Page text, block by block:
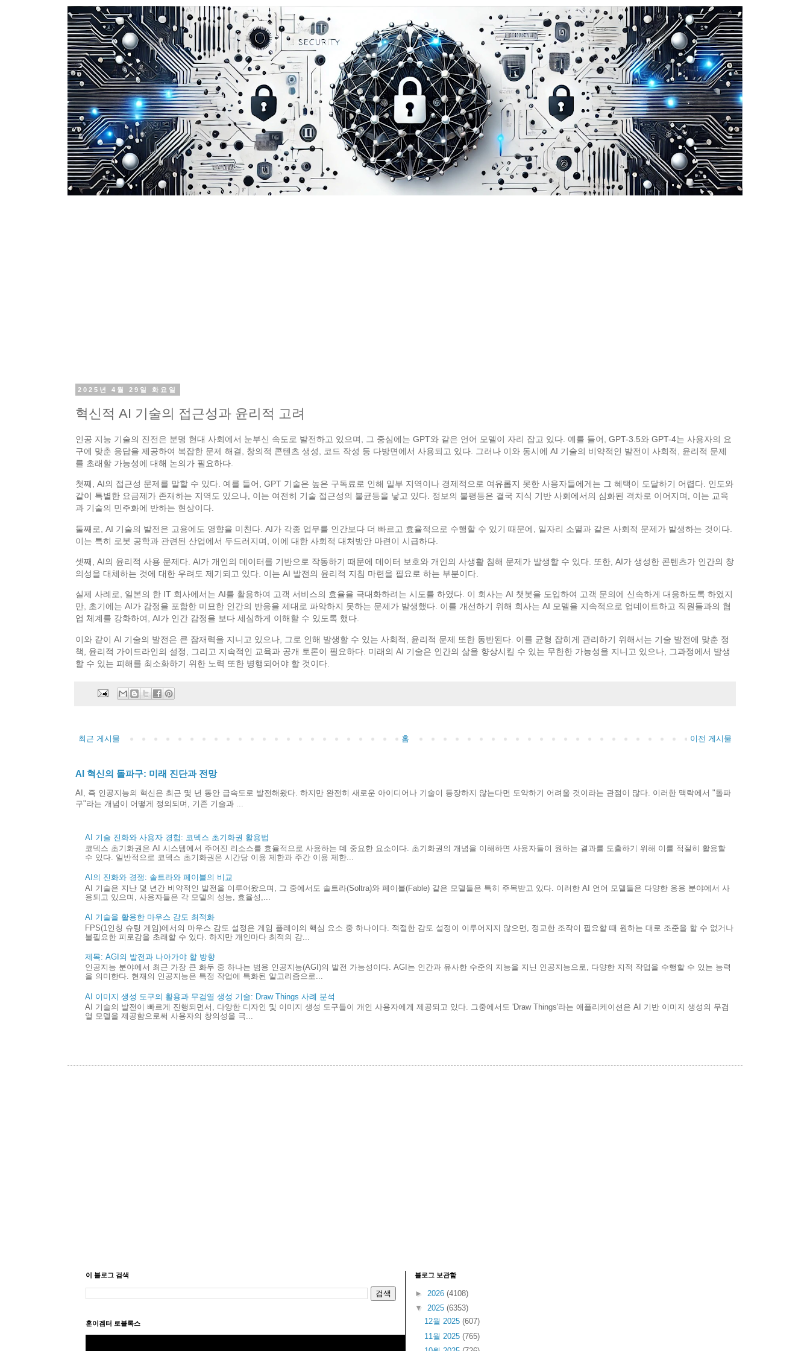
2025년 4월 29일 화요일
혁신적 AI 기술의 접근성과 윤리적 고려
인공 지능 기술의 진전은 분명 현대 사회에서 눈부신 속도로 발전하고 있으며, 그 중심에는 GPT와 같은 언어 모델이 자리 잡고 있다. 예를 들어, GPT-3.5와 GPT-4는 사용자의 요
구에 맞춘 응답을 제공하여 복잡한 문제 해결, 창의적 콘텐츠 생성, 코드 작성 등 다방면에서 사용되고 있다. 그러나 이와 동시에 AI 기술의 비약적인 발전이 사회적, 윤리적 문제
를 초래할 가능성에 대해 논의가 필요하다.
첫째, AI의 접근성 문제를 말할 수 있다. 예를 들어, GPT 기술은 높은 구독료로 인해 일부 지역이나 경제적으로 여유롭지 못한 사용자들에게는 그 혜택이 도달하기 어렵다. 인도와
같이 특별한 요금제가 존재하는 지역도 있으나, 이는 여전히 기술 접근성의 불균등을 낳고 있다. 정보의 불평등은 결국 지식 기반 사회에서의 심화된 격차로 이어지며, 이는 교육
과 기술의 민주화에 반하는 현상이다.
둘째로, AI 기술의 발전은 고용에도 영향을 미친다. AI가 각종 업무를 인간보다 더 빠르고 효율적으로 수행할 수 있기 때문에, 일자리 소멸과 같은 사회적 문제가 발생하는 것이다.
이는 특히 로봇 공학과 관련된 산업에서 두드러지며, 이에 대한 사회적 대처방안 마련이 시급하다.
셋째, AI의 윤리적 사용 문제다. AI가 개인의 데이터를 기반으로 작동하기 때문에 데이터 보호와 개인의 사생활 침해 문제가 발생할 수 있다. 또한, AI가 생성한 콘텐츠가 인간의 창
의성을 대체하는 것에 대한 우려도 제기되고 있다. 이는 AI 발전의 윤리적 지침 마련을 필요로 하는 부분이다.
실제 사례로, 일본의 한 IT 회사에서는 AI를 활용하여 고객 서비스의 효율을 극대화하려는 시도를 하였다. 이 회사는 AI 챗봇을 도입하여 고객 문의에 신속하게 대응하도록 하였지
만, 초기에는 AI가 감정을 포함한 미묘한 인간의 반응을 제대로 파악하지 못하는 문제가 발생했다. 이를 개선하기 위해 회사는 AI 모델을 지속적으로 업데이트하고 직원들과의 협
업 체계를 강화하여, AI가 인간 감정을 보다 세심하게 이해할 수 있도록 했다.
이와 같이 AI 기술의 발전은 큰 잠재력을 지니고 있으나, 그로 인해 발생할 수 있는 사회적, 윤리적 문제 또한 동반된다. 이를 균형 잡히게 관리하기 위해서는 기술 발전에 맞춘 정
책, 윤리적 가이드라인의 설정, 그리고 지속적인 교육과 공개 토론이 필요하다. 미래의 AI 기술은 인간의 삶을 향상시킬 수 있는 무한한 가능성을 지니고 있으나, 그과정에서 발생
할 수 있는 피해를 최소화하기 위한 노력 또한 병행되어야 할 것이다.
최근 게시물 이전 게시물
홈
AI 혁신의 돌파구: 미래 진단과 전망
AI, 즉 인공지능의 혁신은 최근 몇 년 동안 급속도로 발전해왔다. 하지만 완전히 새로운 아이디어나 기술이 등장하지 않는다면 도약하기 어려울 것이라는 관점이 많다. 이러한 맥락에서 "돌파
구"라는 개념이 어떻게 정의되며, 기존 기술과 ...
AI 기술 진화와 사용자 경험: 코덱스 초기화권 활용법
코덱스 초기화권은 AI 시스템에서 주어진 리소스를 효율적으로 사용하는 데 중요한 요소이다. 초기화권의 개념을 이해하면 사용자들이 원하는 결과를 도출하기 위해 이를 적절히 활용할
수 있다. 일반적으로 코덱스 초기화권은 시간당 이용 제한과 주간 이용 제한...
AI의 진화와 경쟁: 솔트라와 페이블의 비교
AI 기술은 지난 몇 년간 비약적인 발전을 이루어왔으며, 그 중에서도 솔트라(Soltra)와 페이블(Fable) 같은 모델들은 특히 주목받고 있다. 이러한 AI 언어 모델들은 다양한 응용 분야에서 사
용되고 있으며, 사용자들은 각 모델의 성능, 효율성,...
AI 기술을 활용한 마우스 감도 최적화
FPS(1인칭 슈팅 게임)에서의 마우스 감도 설정은 게임 플레이의 핵심 요소 중 하나이다. 적절한 감도 설정이 이루어지지 않으면, 정교한 조작이 필요할 때 원하는 대로 조준을 할 수 없거나
불필요한 피로감을 초래할 수 있다. 하지만 개인마다 최적의 감...
제목: AGI의 발전과 나아가야 할 방향
인공지능 분야에서 최근 가장 큰 화두 중 하나는 범용 인공지능(AGI)의 발전 가능성이다. AGI는 인간과 유사한 수준의 지능을 지닌 인공지능으로, 다양한 지적 작업을 수행할 수 있는 능력
을 의미한다. 현재의 인공지능은 특정 작업에 특화된 알고리즘으로...
AI 이미지 생성 도구의 활용과 무검열 생성 기술: Draw Things 사례 분석
AI 기술의 발전이 빠르게 진행되면서, 다양한 디자인 및 이미지 생성 도구들이 개인 사용자에게 제공되고 있다. 그중에서도 'Draw Things'라는 애플리케이션은 AI 기반 이미지 생성의 무검
열 모델을 제공함으로써 사용자의 창의성을 극...
이 블로그 검색
훈이겜터 로블록스
블로그 보관함
► 2026 (4108)
▼ 2025 (6353)
12월 2025 (607)
11월 2025 (765)